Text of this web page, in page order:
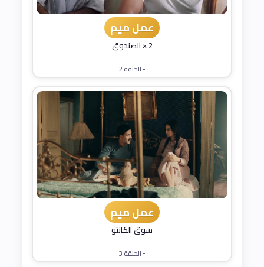
عمل ميم
2 × الصندوق
- الحلقة 2
عمل ميم
سوق الكانتو
- الحلقة 3